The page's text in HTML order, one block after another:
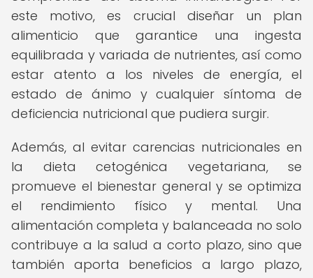
este motivo, es crucial diseñar un plan
alimenticio que garantice una ingesta
equilibrada y variada de nutrientes, así como
estar atento a los niveles de energía, el
estado de ánimo y cualquier síntoma de
deficiencia nutricional que pudiera surgir.
Además, al evitar carencias nutricionales en
la dieta cetogénica vegetariana, se
promueve el bienestar general y se optimiza
el rendimiento físico y mental. Una
alimentación completa y balanceada no solo
contribuye a la salud a corto plazo, sino que
también aporta beneficios a largo plazo,